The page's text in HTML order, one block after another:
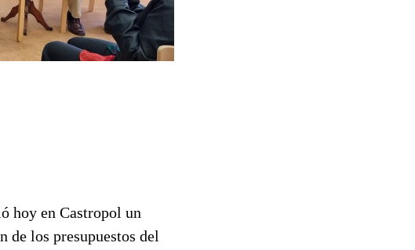
hoy en Castropol un
de los presupuestos del